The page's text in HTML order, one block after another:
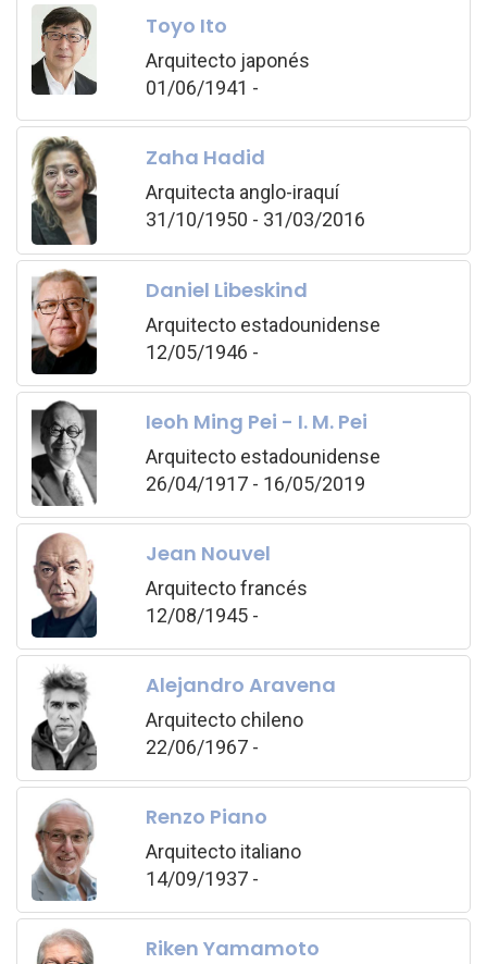
Toyo Ito
Arquitecto japonés
01/06/1941 -
Zaha Hadid
Arquitecta anglo-iraquí
31/10/1950 - 31/03/2016
Daniel Libeskind
Arquitecto estadounidense
12/05/1946 -
Ieoh Ming Pei - I. M. Pei
Arquitecto estadounidense
26/04/1917 - 16/05/2019
Jean Nouvel
Arquitecto francés
12/08/1945 -
Alejandro Aravena
Arquitecto chileno
22/06/1967 -
Renzo Piano
Arquitecto italiano
14/09/1937 -
Riken Yamamoto